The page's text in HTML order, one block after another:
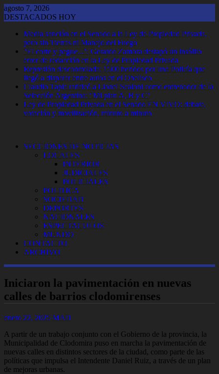
Saltar
al
agosto 7, 2026
DESTACADOS HOY
Media sanción en el Senado a la Ley de Propiedad Privada,
pero sin Tierras ni Manejo del Fuego
"El corte y pegue...": Gerardo Zamora destapó un insólito
error de redacción en la Ley de Propiedad Privada
Represión descontrolada: 1500 heridos por una Policía que
llegó a disparar entre autos en el Obelisco
Claudio Tapia ratificó a Lionel Scaloni como entrenador de la
Selección Argentina: "Mi plan A, B y C"
Ley de Propiedad Privada en el Senado EN VIVO: debate,
votación y movilización, minuto a minuto
SECCIONES DE NOTICIAS
LOCALES
INTERIOR
JUDICIALES
POLICIALES
POLITICA
SOCIEDAD
DEPORTES
NACIONALES
ESPECTACULOS
MUNDO
CONTACTO
ARCHIVO
Iniciaron la pavimentación en nuevas
calles de barrios clodomirenses
enero 22, 2025 MAD
A partir de un trabajo conjunto con el Gobierno de la provincia, la
Municipalidad de Clodomira puso en marcha la pavimentación de
nuevas calles en distintos sectores de la ciudad, como parte de las
políticas que impulsa el Intendente Daniel Ruiz, a través de un plan
de mejoras urbanas.